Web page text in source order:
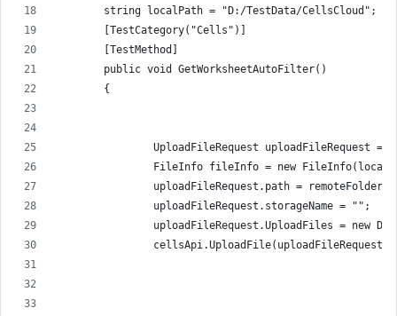
        string localPath = "D:/TestData/CellsCloud";
        [TestCategory("Cells")]
        [TestMethod]
        public void GetWorksheetAutoFilter()
        {
UploadFileRequest uploadFileRequest =
FileInfo fileInfo = new
uploadFileRequest.path = remoteFolder
                uploadFileRequest.storageName = "";
uploadFileRequest.UploadFiles = new
                cellsApi.UploadFile(uploadFileRequest);